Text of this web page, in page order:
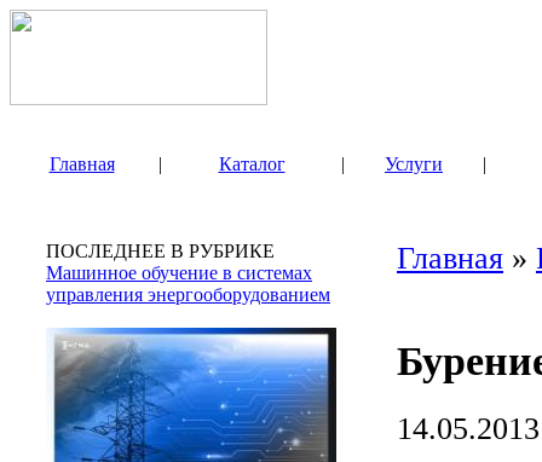
Главная | Каталог | Услуги |
ПОСЛЕДНЕЕ В РУБРИКЕ
Машинное обучение в системах
управления энергооборудованием
Главная »
14.05.2013